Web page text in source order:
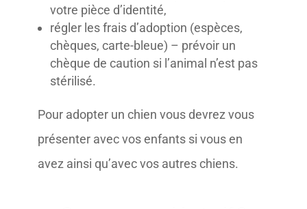
votre pièce d’identité,
régler les frais d’adoption (espèces,
chèques, carte-bleue) – prévoir un
chèque de caution si l’animal n’est pas
stérilisé.
Pour adopter un chien vous devrez vous
présenter avec vos enfants si vous en
avez ainsi qu’avec vos autres chiens.